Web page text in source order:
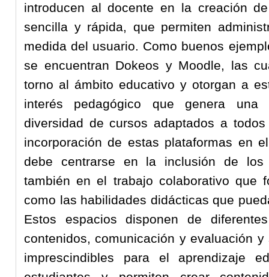
introducen al docente en la creación
sencilla y rápida, que permiten
medida del usuario. Como buenos
se encuentran Dokeos y Moodle, las
torno al ámbito educativo y otorgan a
interés pedagógico que genera una
diversidad de cursos adaptados a
incorporación de estas plataformas en
debe centrarse en la inclusión de los
también en el trabajo colaborativo que
como las habilidades didácticas que
Estos espacios disponen de
contenidos, comunicación y evaluación
imprescindibles para el aprendizaje